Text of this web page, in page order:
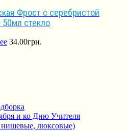
Фрост с серебристой
стекло
34.00грн.
и ко Дню Учителя
люксовые)